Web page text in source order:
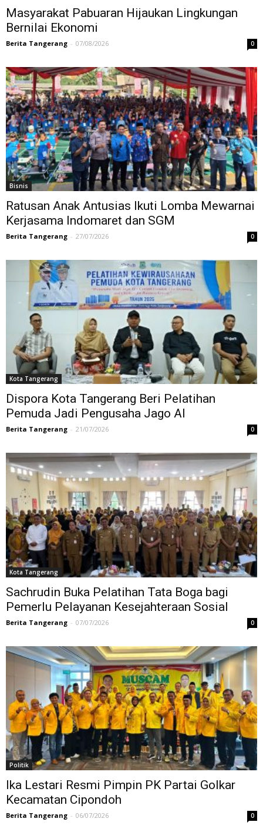
Masyarakat Pabuaran Hijaukan Lingkungan
Bernilai Ekonomi
Berita Tangerang - 07/08/2026 0
Bisnis
Ratusan Anak Antusias Ikuti Lomba Mewarnai
Kerjasama Indomaret dan SGM
Berita Tangerang - 27/07/2026 0
Kota Tangerang
Dispora Kota Tangerang Beri Pelatihan
Pemuda Jadi Pengusaha Jago AI
Berita Tangerang - 21/07/2026 0
Kota Tangerang
Sachrudin Buka Pelatihan Tata Boga bagi
Pemerlu Pelayanan Kesejahteraan Sosial
Berita Tangerang - 07/07/2026 0
Politik
Ika Lestari Resmi Pimpin PK Partai Golkar
Kecamatan Cipondoh
Berita Tangerang - 06/07/2026 0